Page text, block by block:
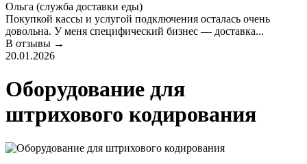
Ольга (служба доставки еды)
Покупкой кассы и услугой подключения осталась очень
довольна. У меня специфический бизнес — доставка...
В отзывы →
20.01.2026
Оборудование для
штрихового кодирования